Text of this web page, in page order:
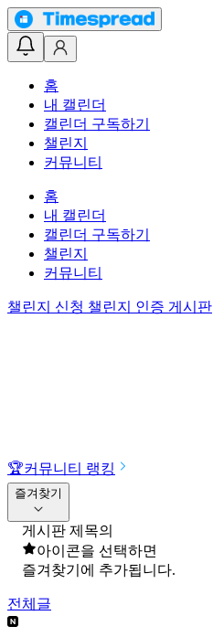
홈
내 캘린더
캘린더 구독하기
챌린지
커뮤니티
홈
내 캘린더
캘린더 구독하기
챌린지
커뮤니티
챌린지 신청 챌린지 인증 게시판
🏆커뮤니티 랭킹
즐겨찾기
게시판 제목의
아이콘을 선택하면
즐겨찾기에 추가됩니다.
전체글